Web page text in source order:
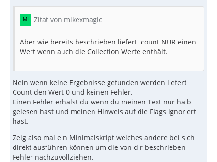
Zitat von mikexmagic
Aber wie bereits beschrieben liefert .count NUR einen
Wert wenn auch die Collection Werte enthält.
Nein wenn keine Ergebnisse gefunden werden liefert
Count den Wert 0 und keinen Fehler.
Einen Fehler erhälst du wenn du meinen Text nur halb
gelesen hast und meinen Hinweis auf die Flags ignoriert
hast.
Zeig also mal ein Minimalskript welches andere bei sich
direkt ausführen können um die von dir beschrieben
Fehler nachzuvollziehen.